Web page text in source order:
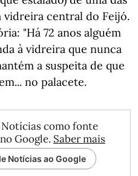
central do Feijó.
"Há 72 anos alguém
à vidreira que nunca
a suspeita de que
no palacete.
como fonte
Google. Saber mais
Notícias ao Google